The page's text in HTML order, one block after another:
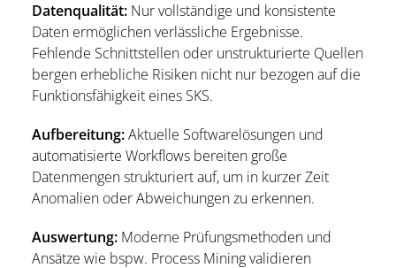
Datenqualität: Nur vollständige und konsistente
Daten ermöglichen verlässliche Ergebnisse.
Fehlende Schnittstellen oder unstrukturierte Quellen
bergen erhebliche Risiken nicht nur bezogen auf die
Funktionsfähigkeit eines SKS.
Aufbereitung:Aktuelle Softwarelösungen und
automatisierte Workflows bereiten große
Datenmengen strukturiert auf, um in kurzer Zeit
Anomalien oder Abweichungen zu erkennen.
Auswertung: Moderne Prüfungsmethoden und
Ansätze wie bspw. Process Mining validieren